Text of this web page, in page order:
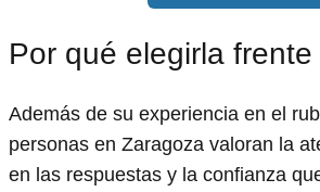
Por qué elegirla
Además de su experiencia en el
personas en Zaragoza valoran la
en las respuestas y la confianza